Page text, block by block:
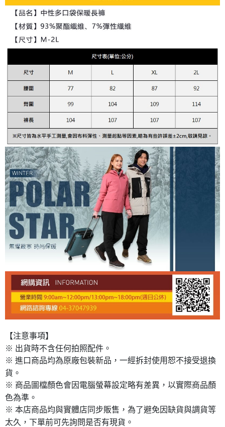
【注意事項】
※ 出貨時不含任何拍照配件。
※ 進口商品均為原廠包裝新品，一經拆封使用恕不接受退換
貨。
※ 商品圖檔顏色會因電腦螢幕設定略有差異，以實際商品顏
色為準。
※ 本店商品均與實體店同步販售，為了避免因缺貨與調貨等
太久，下單前可先詢問是否有現貨。